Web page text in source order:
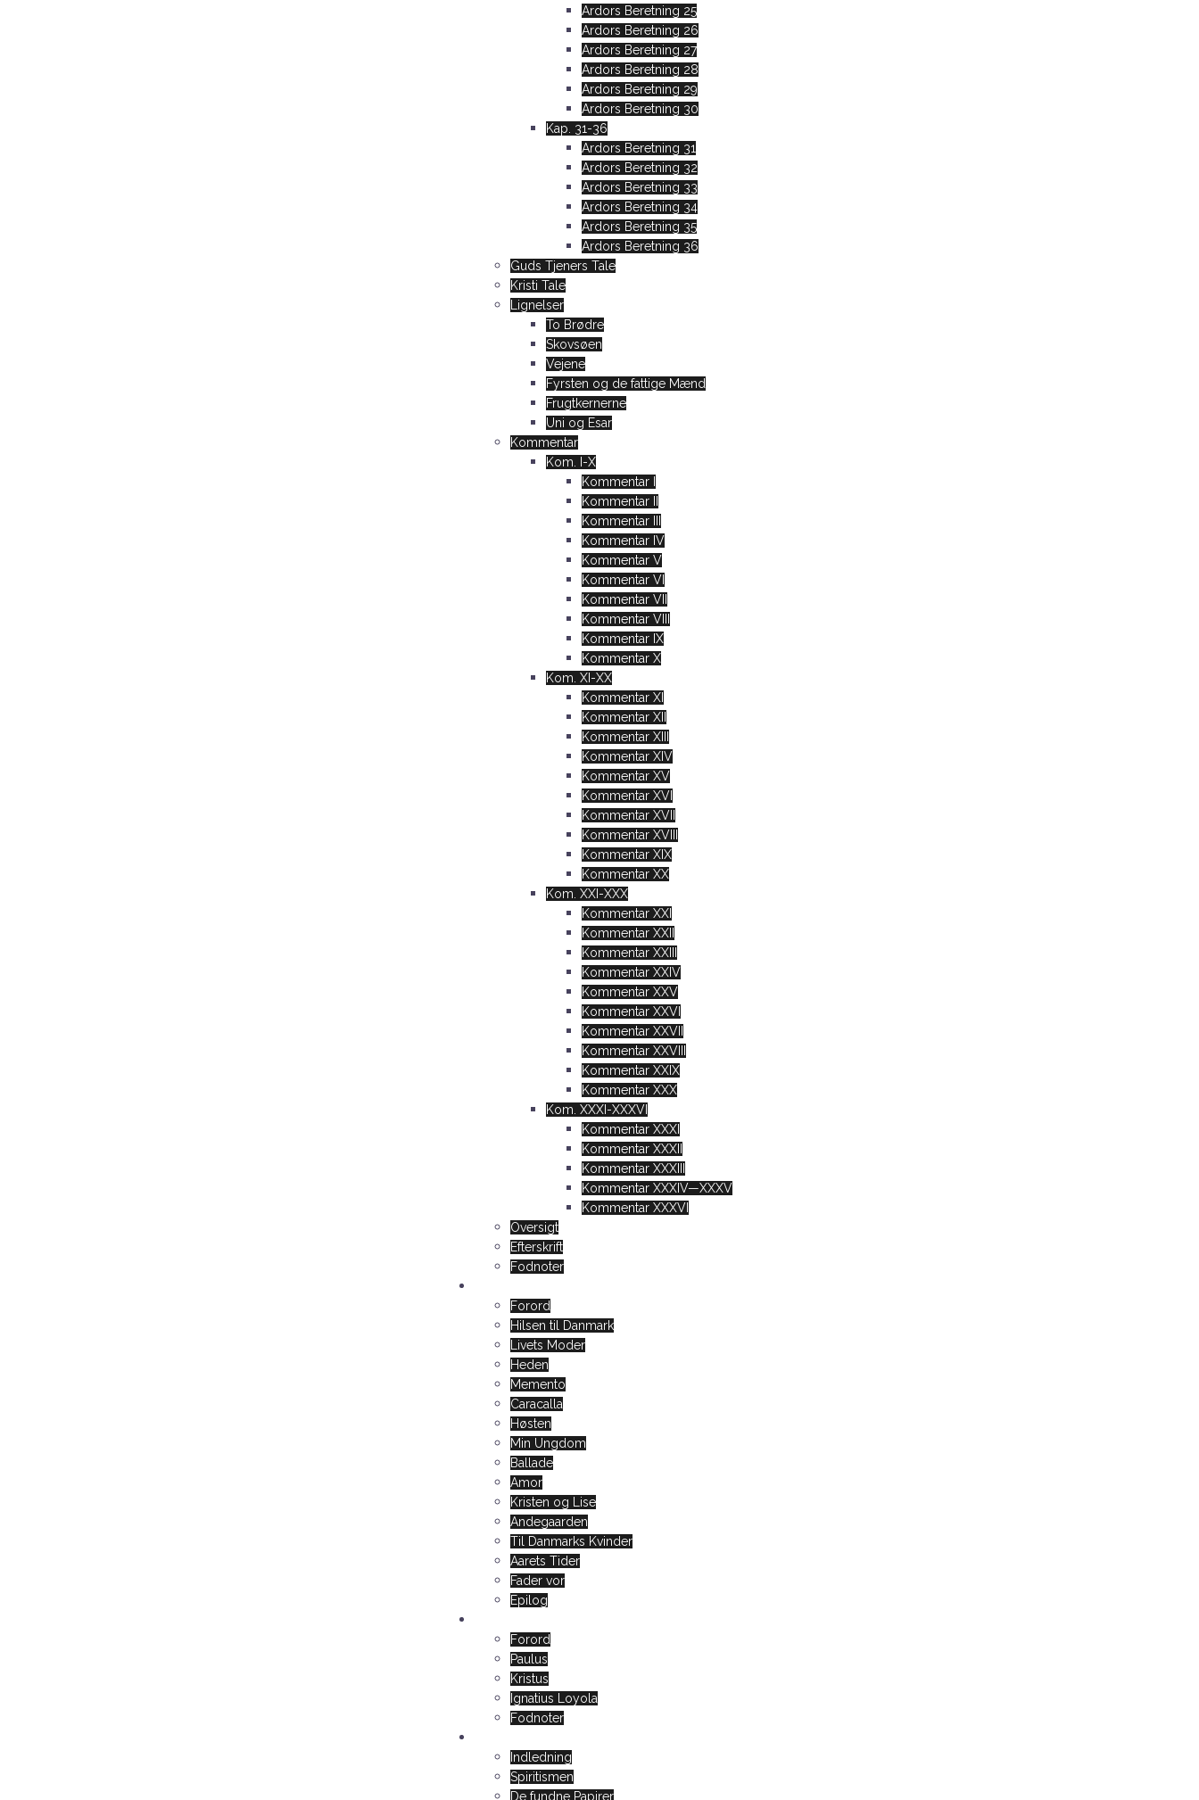
Ardors Beretning 25
Ardors Beretning 26
Ardors Beretning 27
Ardors Beretning 28
Ardors Beretning 29
Ardors Beretning 30
Kap. 31-36
Ardors Beretning 31
Ardors Beretning 32
Ardors Beretning 33
Ardors Beretning 34
Ardors Beretning 35
Ardors Beretning 36
Guds Tjeners Tale
Kristi Tale
Lignelser
To Brødre
Skovsøen
Vejene
Fyrsten og de fattige Mænd
Frugtkernerne
Uni og Esar
Kommentar
Kom. I-X
Kommentar I
Kommentar II
Kommentar III
Kommentar IV
Kommentar V
Kommentar VI
Kommentar VII
Kommentar VIII
Kommentar IX
Kommentar X
Kom. XI-XX
Kommentar XI
Kommentar XII
Kommentar XIII
Kommentar XIV
Kommentar XV
Kommentar XVI
Kommentar XVII
Kommentar XVIII
Kommentar XIX
Kommentar XX
Kom. XXI-XXX
Kommentar XXI
Kommentar XXII
Kommentar XXIII
Kommentar XXIV
Kommentar XXV
Kommentar XXVI
Kommentar XXVII
Kommentar XXVIII
Kommentar XXIX
Kommentar XXX
Kom. XXXI-XXXVI
Kommentar XXXI
Kommentar XXXII
Kommentar XXXIII
Kommentar XXXIV—XXXV
Kommentar XXXVI
Oversigt
Efterskrift
Fodnoter
Forord
Hilsen til Danmark
Livets Moder
Heden
Memento
Caracalla
Høsten
Min Ungdom
Ballade
Amor
Kristen og Lise
Andegaarden
Til Danmarks Kvinder
Aarets Tider
Fader vor
Epilog
Forord
Paulus
Kristus
Ignatius Loyola
Fodnoter
Indledning
Spiritismen
De fundne Papirer